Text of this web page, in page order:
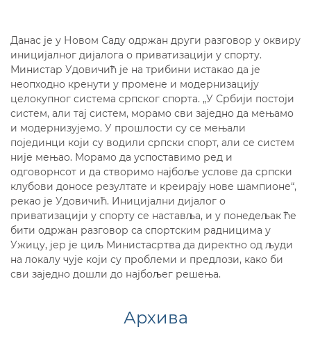
Данас је у Новом Саду одржан други разговор у оквиру
иницијалног дијалога о приватизацији у спорту.
Министар Удовичић је на трибини истакао да је
неопходно кренути у промене и модернизацију
целокупног система српског спорта. „У Србији постоји
систем, али тај систем, морамо сви заједно да мењамо
и модернизујемо. У прошлости су се мењали
појединци који су водили српски спорт, али се систем
није мењао. Морамо да успоставимо ред и
одговорнсот и да створимо најбоље услове да српски
клубови доносе резултате и креирају нове шампионе“,
рекао је Удовичић. Иницијални дијалог о
приватизацији у спорту се наставља, и у понедељак ће
бити одржан разговор са спортским радницима у
Ужицу, јер је циљ Министасртва да директно од људи
на локалу чује који су проблеми и предлози, како би
сви заједно дошли до најбољег решења.
Архива